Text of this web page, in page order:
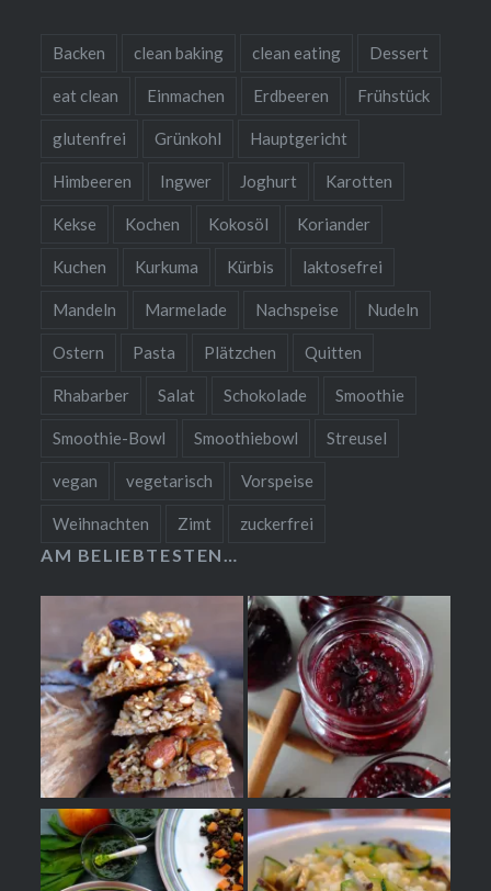
Backen clean baking clean eating Dessert
eat clean Einmachen Erdbeeren Frühstück
glutenfrei Grünkohl Hauptgericht
Himbeeren Ingwer Joghurt Karotten
Kekse Kochen Kokosöl Koriander
Kuchen Kurkuma Kürbis laktosefrei
Mandeln Marmelade Nachspeise Nudeln
Ostern Pasta Plätzchen Quitten
Rhabarber Salat Schokolade Smoothie
Smoothie-Bowl Smoothiebowl Streusel
vegan vegetarisch Vorspeise
Weihnachten Zimt zuckerfrei
AM BELIEBTESTEN…